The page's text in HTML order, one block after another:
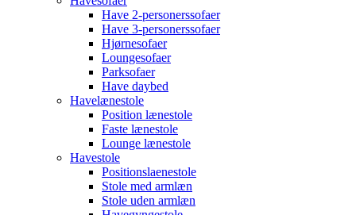
Have 2-personerssofaer
Have 3-personerssofaer
Hjørnesofaer
Loungesofaer
Parksofaer
Have daybed
Havelænestole
Position lænestole
Faste lænestole
Lounge lænestole
Havestole
Positionslaenestole
Stole med armlæn
Stole uden armlæn